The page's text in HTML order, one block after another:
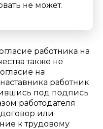
не может.
работника на
также не
на
работник
под подпись
работодателя
или
к трудовому